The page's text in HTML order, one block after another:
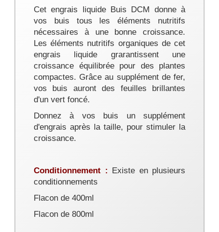
Cet engrais liquide Buis DCM donne à
vos buis tous les éléments nutritifs
nécessaires à une bonne croissance.
Les éléments nutritifs organiques de cet
engrais liquide grarantissent une
croissance équilibrée pour des plantes
compactes. Grâce au supplément de fer,
vos buis auront des feuilles brillantes
d'un vert foncé.
Donnez à vos buis un supplément
d'engrais après la taille, pour stimuler la
croissance.
Conditionnement : Existe en plusieurs
conditionnements
Flacon de 400ml
Flacon de 800ml